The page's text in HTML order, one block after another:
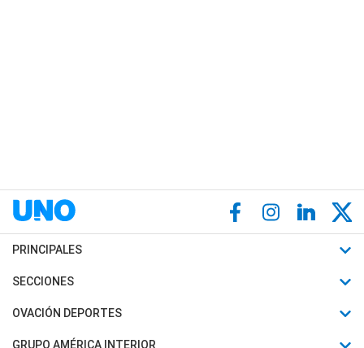
PRINCIPALES
Últimas Noticias
Política
SECCIONES
Horóscopo
Motores
OVACIÓN DEPORTES
Fútbol
GRUPO AMÉRICA INTERIOR